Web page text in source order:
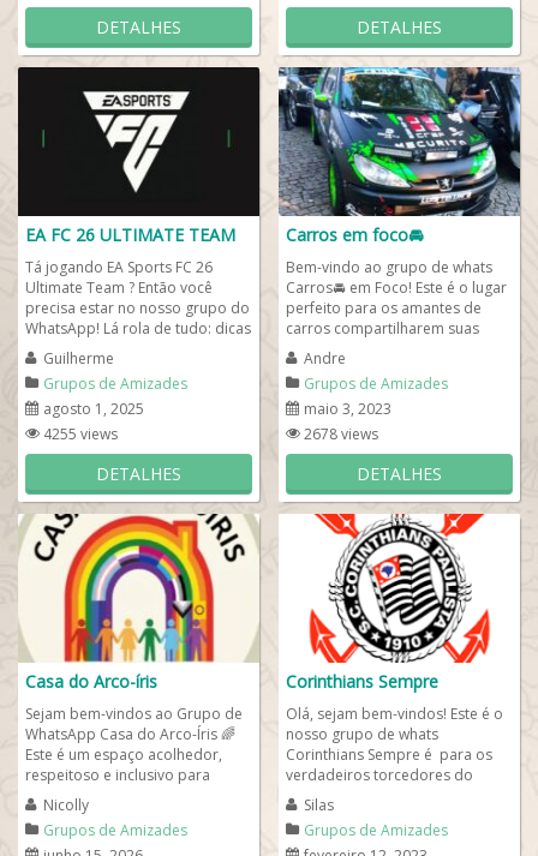
DETALHES DETALHES
EA FC 26 ULTIMATE TEAM
Tá jogando EA Sports FC 26
Ultimate Team ? Então você
precisa estar no nosso grupo do
WhatsApp! Lá rola de tudo: dicas
valiosas, conversa sobre
cartas,...
Guilherme
Grupos de Amizades
agosto 1, 2025
4255 views
DETALHES
Carros em foco🚘
Bem-vindo ao grupo de whats
Carros🚘 em Foco! Este é o lugar
perfeito para os amantes de
carros compartilharem suas
paixões e se conectarem com
outros que...
Andre
Grupos de Amizades
maio 3, 2023
2678 views
DETALHES
Casa do Arco-íris
Sejam bem-vindos ao Grupo de
WhatsApp Casa do Arco-Íris 🌈
Este é um espaço acolhedor,
respeitoso e inclusivo para
todas as pessoas que valorizam
a...
Nicolly
Grupos de Amizades
Corinthians Sempre
Olá, sejam bem-vindos! Este é o
nosso grupo de whats
Corinthians Sempre é para os
verdadeiros torcedores do
Corinthians! Aqui,
compartilhamos nossa paixão...
Silas
Grupos de Amizades